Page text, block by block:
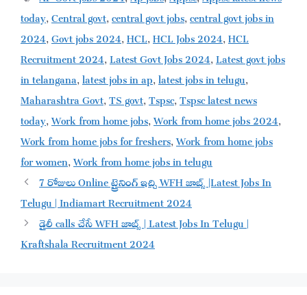
today,Central govt,central govt jobs,central govt jobs in
2024,Govt jobs 2024,HCL,HCL Jobs 2024,HCL
Recruitment 2024,Latest Govt Jobs 2024,Latest govt jobs
in telangana,latest jobs in ap,latest jobs in telugu,
Maharashtra Govt,TS govt,Tspsc,Tspsc latest news
today,Work from home jobs,Work from home jobs 2024,
Work from home jobs for freshers,Work from home jobs
for women,Work from home jobs in telugu
7 రోజులు Online ట్రైనింగ్ ఇచ్చి WFH జాబ్స్ |Latest Jobs In
Telugu | Indiamart Recruitment 2024
డైలీ calls చేసే WFH జాబ్స్ | Latest Jobs In Telugu |
Kraftshala Recruitment 2024